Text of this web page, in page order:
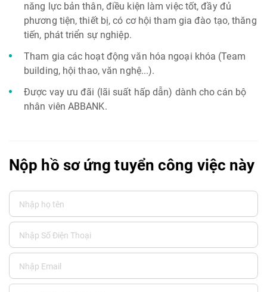
năng lực bản thân, điều kiện làm việc tốt, đầy đủ
phương tiện, thiết bị, có cơ hội tham gia đào tạo, thăng
tiến, phát triển sự nghiệp.
Tham gia các hoạt động văn hóa ngoại khóa (Team
building, hội thao, văn nghệ...).
Được vay ưu đãi (lãi suất hấp dẫn) dành cho cán bộ
nhân viên ABBANK.
Nộp hồ sơ ứng tuyển công việc này